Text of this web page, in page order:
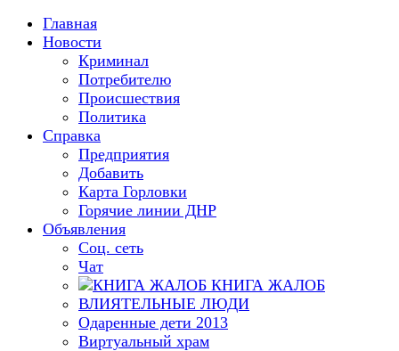
Главная
Новости
Криминал
Потребителю
Происшествия
Политика
Справка
Предприятия
Добавить
Карта Горловки
Горячие линии ДНР
Объявления
Соц. сеть
Чат
КНИГА ЖАЛОБ
ВЛИЯТЕЛЬНЫЕ ЛЮДИ
Одаренные дети 2013
Виртуальный храм